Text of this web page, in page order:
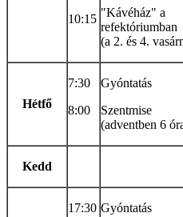
10:15 "Kávéház" a
refektóriumban
(a 2. és 4.
Hétfő
7:30
8:00
Gyóntatás
Szentmise
(adventben 6
Kedd
17:30 Gyóntatás